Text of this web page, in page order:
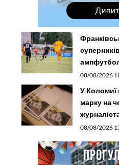
08/08/2026
У Коломиї
марку на
08/08/2026